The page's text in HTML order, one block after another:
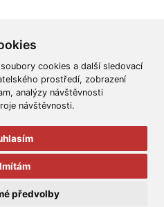
cookies a další sledovací
prostředí, zobrazení
analýzy návštěvnosti
návštěvnosti.
předvolby
řád
Ochrana osobních údajů
Galerie Platýz
vyhrazena.